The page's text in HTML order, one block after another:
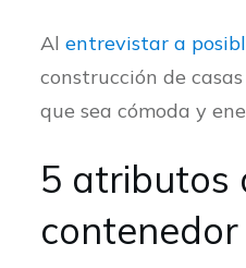
Al entrevistar a
construcción de
que sea cómoda y
5 atributos
contenedor